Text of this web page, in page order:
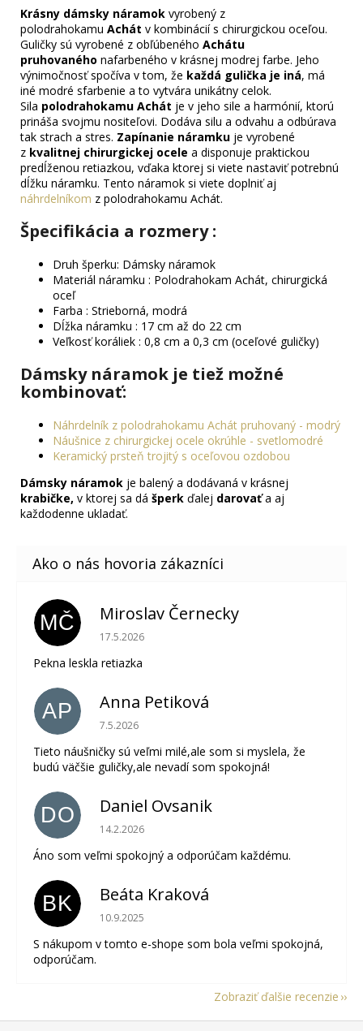
Krásny dámsky náramok vyrobený z
polodrahokamu Achát v kombinácií s chirurgickou oceľou.
Guličky sú vyrobené z obľúbeného Achátu
pruhovaného nafarbeného v krásnej modrej farbe. Jeho
výnimočnosť spočíva v tom, že každá gulička je iná, má
iné modré sfarbenie a to vytvára unikátny celok.
Sila polodrahokamu Achát je v jeho sile a harmónií, ktorú
prináša svojmu nositeľovi. Dodáva silu a odvahu a odbúrava
tak strach a stres. Zapínanie náramku je vyrobené
z kvalitnej chirurgickej ocele a disponuje praktickou
predĺženou retiazkou, vďaka ktorej si viete nastaviť potrebnú
dĺžku náramku. Tento náramok si viete doplniť aj
náhrdelníkom z polodrahokamu Achát.
Špecifikácia a rozmery :
Druh šperku: Dámsky náramok
Materiál náramku : Polodrahokam Achát, chirurgická
oceľ
Farba : Strieborná, modrá
Dĺžka náramku : 17 cm až do 22 cm
Veľkosť koráliek : 0,8 cm a 0,3 cm (oceľové guličky)
Dámsky náramok je tiež možné
kombinovať:
Náhrdelník z polodrahokamu Achát pruhovaný - modrý
Náušnice z chirurgickej ocele okrúhle - svetlomodré
Keramický prsteň trojitý s oceľovou ozdobou
Dámsky náramok je balený a dodávaná v krásnej
krabičke, v ktorej sa dá šperk ďalej darovaťa aj
každodenne ukladať.
MČ Miroslav Černecky
Hodnotenie obchodu je 5 z 5 hviezdičiek.
17.5.2026
Pekna leskla retiazka
AP Anna Petiková
Hodnotenie obchodu je 5 z 5 hviezdičiek.
7.5.2026
Tieto náušničky sú veľmi milé,ale som si myslela, že
budú väčšie guličky,ale nevadí som spokojná!
DO Daniel Ovsanik
Hodnotenie obchodu je 5 z 5 hviezdičiek.
14.2.2026
Áno som veľmi spokojný a odporúčam každému.
BK Beáta Kraková
Hodnotenie obchodu je 5 z 5 hviezdičiek.
10.9.2025
S nákupom v tomto e-shope som bola veľmi spokojná,
odporúčam.
Zobraziť ďalšie recenzie